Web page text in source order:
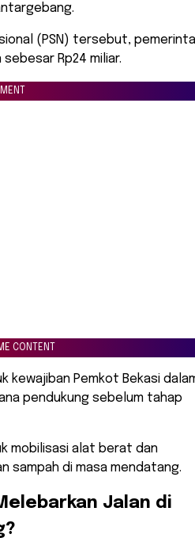
(PSN) tersebut,
Rp24 miliar.
CONTENT
kewajiban Pemkot Bekasi
pendukung sebelum tahap
mobilisasi alat berat dan
sampah di masa mendatang.
Jalan di